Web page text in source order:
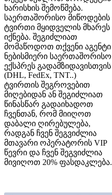
ხარისხის შემოწმება.
საერთაშორისო მიწოდების
ტვირთი მყიდველის მხარეს
იქნება. შეგიძლიათ
მომაწოდოთ თქვენი აგენტი
ნებისმიერი საერთაშორისო
ექსპრეს გადამზიდავისთვის
(DHL, FedEx, TNT..)
ტვირთის შეგროვებით
მიღებიდან ან შეგიძლიათ
წინასწარ გადაიხადოთ
ჩვენთან, რომ მიიღოთ
დაბალი ღირებულება,
რადგან ჩვენ შეგვიძლია
მთავარი ოპერატორის VIP
წევრი და ჩვენ შეგვიძლია
მივიღოთ 20% ფასდაკლება.